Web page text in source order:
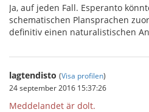
Ja, auf jeden Fall. Esperanto
schematischen Plansprachen
definitiv einen naturalistischen
lagtendisto (Visa profilen)
24 september 2016 15:37:26
Meddelandet är dolt.